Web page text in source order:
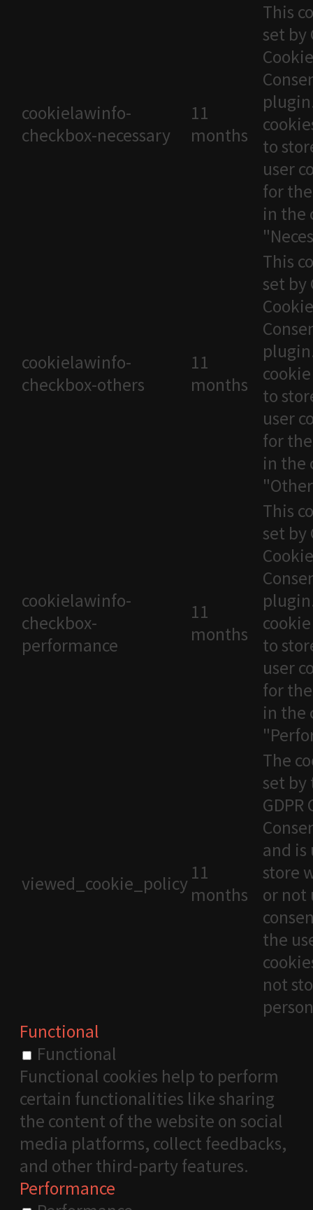
cookielawinfo-
checkbox-necessary
11
months
This
set by
Cookie
to
user
for
in the
cookielawinfo-
checkbox-others
11
months
This
set by
Cookie
to
user
for
in the
cookielawinfo-
checkbox-
performance
11
months
This
set by
Cookie
to
user
for
in the
viewed_cookie_policy 11
months
The
set by
GDPR
and is
store
or not
the
not
Functional
Functional
Functional cookies help to perform
certain functionalities like sharing
the content of the website on social
media platforms, collect feedbacks,
and other third-party features.
Performance